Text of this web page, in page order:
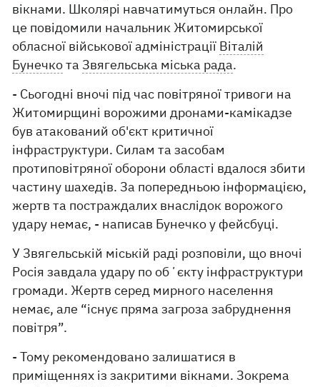
вікнами. Школярі навчатимуться онлайн. Про
це повідомили начальник Житомирської
обласної військової адміністрації Віталій
Бунечкота Звягельська міська рада.
- Сьогодні вночі під час повітряної тривоги на
Житомирщині ворожими дронами-камікадзе
був атакований об'єкт критичної
інфраструктури. Силам та засобам
протиповітряної оборони області вдалося збити
частину шахедів. За попередньою інформацією,
жертв та постраждалих внаслідок ворожого
удару немає, - написав Бунечко у фейсбуці.
У Звягельській міській раді розповіли, що вночі
Росія завдала удару по обʼєкту інфраструктури
громади. Жертв серед мирного населення
немає, але “існує пряма загроза забруднення
повітря”.
- Тому рекомендовано залишатися в
приміщеннях із закритими вікнами. Зокрема